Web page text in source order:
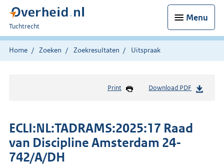
Menu
U
bent
hier:
Tuchtrecht
Home Zoeken Zoekresultaten Uitspraak
Print Download PDF
ECLI:NL:TADRAMS:2025:17 Raad
van Discipline Amsterdam 24-
742/A/DH